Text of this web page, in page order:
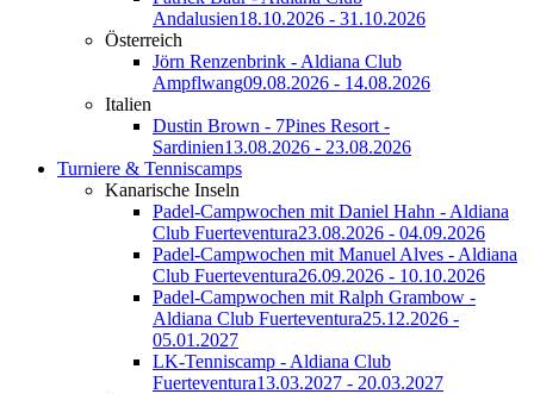
Andalusien18.10.2026 - 31.10.2026
Österreich
Jörn Renzenbrink - Aldiana Club
Ampflwang09.08.2026 - 14.08.2026
Italien
Dustin Brown - 7Pines Resort -
Sardinien13.08.2026 - 23.08.2026
Turniere & Tenniscamps
Kanarische Inseln
Padel-Campwochen mit Daniel Hahn - Aldiana
Club Fuerteventura23.08.2026 - 04.09.2026
Padel-Campwochen mit Manuel Alves - Aldiana
Club Fuerteventura26.09.2026 - 10.10.2026
Padel-Campwochen mit Ralph Grambow -
Aldiana Club Fuerteventura25.12.2026 -
05.01.2027
LK-Tenniscamp - Aldiana Club
Fuerteventura13.03.2027 - 20.03.2027